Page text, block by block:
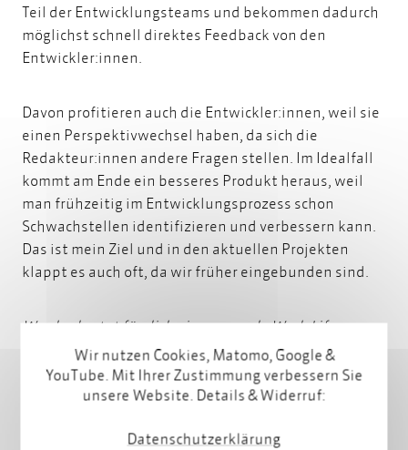
Teil der Entwicklungsteams und bekommen dadurch
möglichst schnell direktes Feedback von den
Entwickler:innen.
Davon profitieren auch die Entwickler:innen, weil sie
einen Perspektivwechsel haben, da sich die
Redakteur:innen andere Fragen stellen. Im Idealfall
kommt am Ende ein besseres Produkt heraus, weil
man frühzeitig im Entwicklungsprozess schon
Schwachstellen identifizieren und verbessern kann.
Das ist mein Ziel und in den aktuellen Projekten
klappt es auch oft, da wir früher eingebunden sind.
Was bedeutet für dich eine gesunde Work-Life-
Balance?
Das ist eine spannende Frage, über die ich mir gerade
Wir nutzen Cookies, Matomo, Google &
YouTube. Mit Ihrer Zustimmung verbessern Sie
unsere Website. Details & Widerruf:
Datenschutzerklärung